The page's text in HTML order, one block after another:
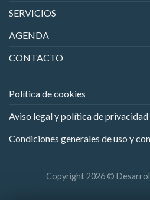
SERVICIOS
AGENDA
CONTACTO
Política de cookies
Aviso legal y política de privacidad
Condiciones generales de uso y
Copyright 2026 ©